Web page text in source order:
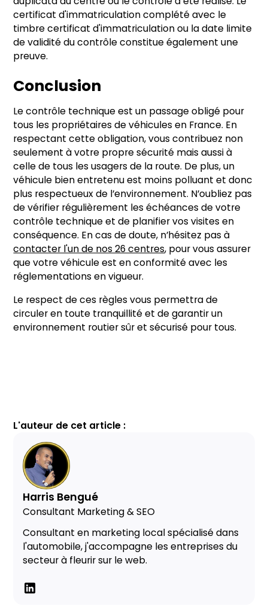
certificat d'immatriculation complété avec le
timbre certificat d'immatriculation ou la date limite
de validité du contrôle constitue également une
preuve.
Conclusion
Le contrôle technique est un passage obligé pour
tous les propriétaires de véhicules en France. En
respectant cette obligation, vous contribuez non
seulement à votre propre sécurité mais aussi à
celle de tous les usagers de la route. De plus, un
véhicule bien entretenu est moins polluant et donc
plus respectueux de l’environnement. N’oubliez pas
de vérifier régulièrement les échéances de votre
contrôle technique et de planifier vos visites en
conséquence. En cas de doute, n’hésitez pas à
contacter l'un de nos 26 centres, pour vous assurer
que votre véhicule est en conformité avec les
réglementations en vigueur.
Le respect de ces règles vous permettra de
circuler en toute tranquillité et de garantir un
environnement routier sûr et sécurisé pour tous.
L'auteur de cet article :
Harris Bengué
Consultant Marketing & SEO
Consultant en marketing local spécialisé dans
l'automobile, j'accompagne les entreprises du
secteur à fleurir sur le web.